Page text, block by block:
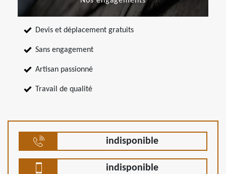
Devis et déplacement gratuits
Sans engagement
Artisan passionné
Travail de qualité
indisponible
indisponible